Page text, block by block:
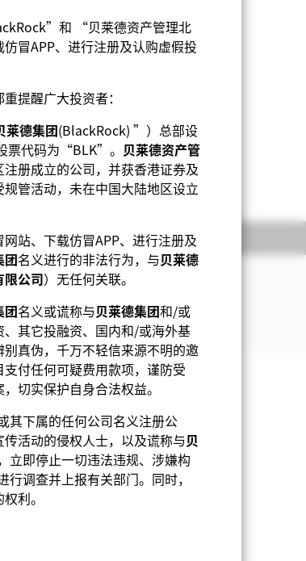
和 “贝莱德资产管理北
冒APP、进行注册及认购虚假投
提醒广大投资者：
莱德集团(BlackRock) ”）总部设
票代码为“BLK”。 贝莱德资产管
册成立的公司，并获香港证券及
管活动，未在中国大陆地区设立
站、下载仿冒APP、进行注册及
团名义进行的非法行为，与贝莱德
限公司）无任何关联。
团名义或谎称与贝莱德集团和/或
其它投融资、国内和/或海外基
真伪，千万不轻信来源不明的邀
付任何可疑费用款项，谨防受
切实保护自身合法权益。
其下属的任何公司名义注册公
活动的侵权人士，以及谎称与贝
立即停止一切违法违规、涉嫌构
调查并上报有关部门。同时，
利。
向中国用户投资者发出认
显示更少
相关文件
本证券。基金侧重于投资
相关文件
应（亦称为溢出）。该基金的管
金内全部股份类别—货币对冲股